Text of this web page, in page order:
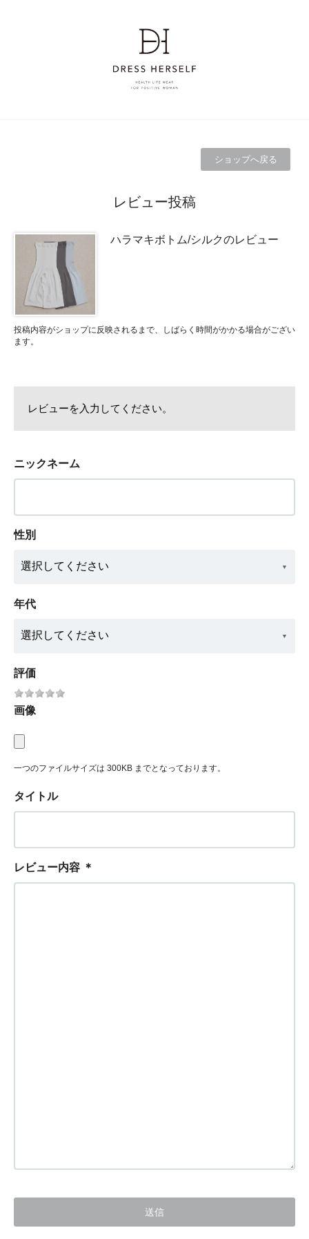
ショップへ戻る
レビュー投稿
ハラマキボトム/シルクのレビュー
投稿内容がショップに反映されるまで、しばらく時間がかかる場合がござい
ます。
レビューを入力してください。
ニックネーム
性別
年代
評価
画像
一つのファイルサイズは 300KB までとなっております。
タイトル
レビュー内容 ＊